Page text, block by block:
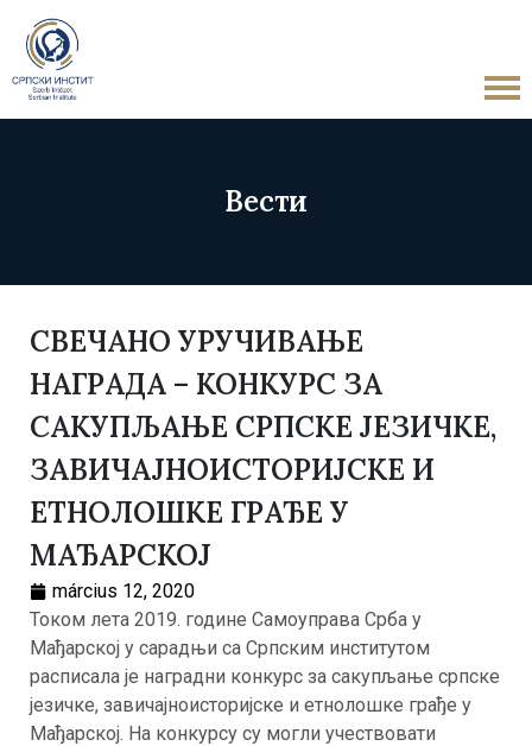
Вести
СВЕЧАНО УРУЧИВАЊЕ
НАГРАДА – КОНКУРС ЗА
САКУПЉАЊЕ СРПСКЕ ЈЕЗИЧКЕ,
ЗАВИЧАЈНОИСТОPИЈСКЕ И
ЕТНОЛОШКЕ ГРАЂЕ У
МАЂАРСКОЈ
március 12, 2020
Током лета 2019. године Самоуправа Срба у
Мађарској у сарадњи са Српским институтом
расписала је наградни конкурс за сакупљање српске
језичке, завичајноисторијске и етнолошке грађе у
Мађарској. На конкурсу су могли учествовати